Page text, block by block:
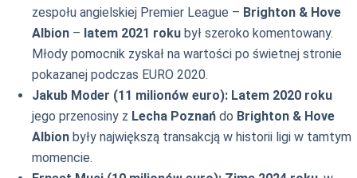
zespołu angielskiej Premier League – Brighton & Hove
Albion – latem 2021 roku był szeroko komentowany.
Młody pomocnik zyskał na wartości po świetnej stronie
pokazanej podczas EURO 2020.
Jakub Moder (11 milionów euro): Latem 2020 roku
jego przenosiny z Lecha Poznań do Brighton & Hove
Albion były największą transakcją w historii ligi w tamtym
momencie.